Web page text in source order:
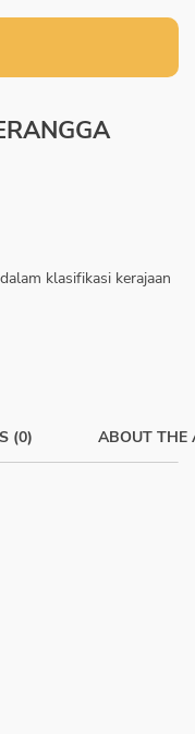
klasifikasi kerajaan
(0) ABOUT THE